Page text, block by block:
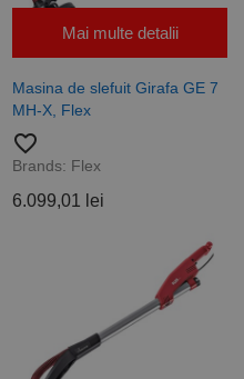
Mai multe detalii
Masina de slefuit Girafa GE 7
MH-X, Flex
favorite_border
Brands: Flex
6.099,01 lei